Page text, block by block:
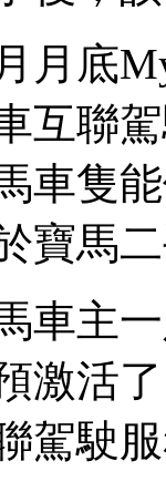
月底
互聯
車隻
寶馬
車主
激活
駕駛服